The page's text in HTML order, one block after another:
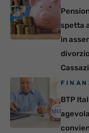
spetta
in
BTP